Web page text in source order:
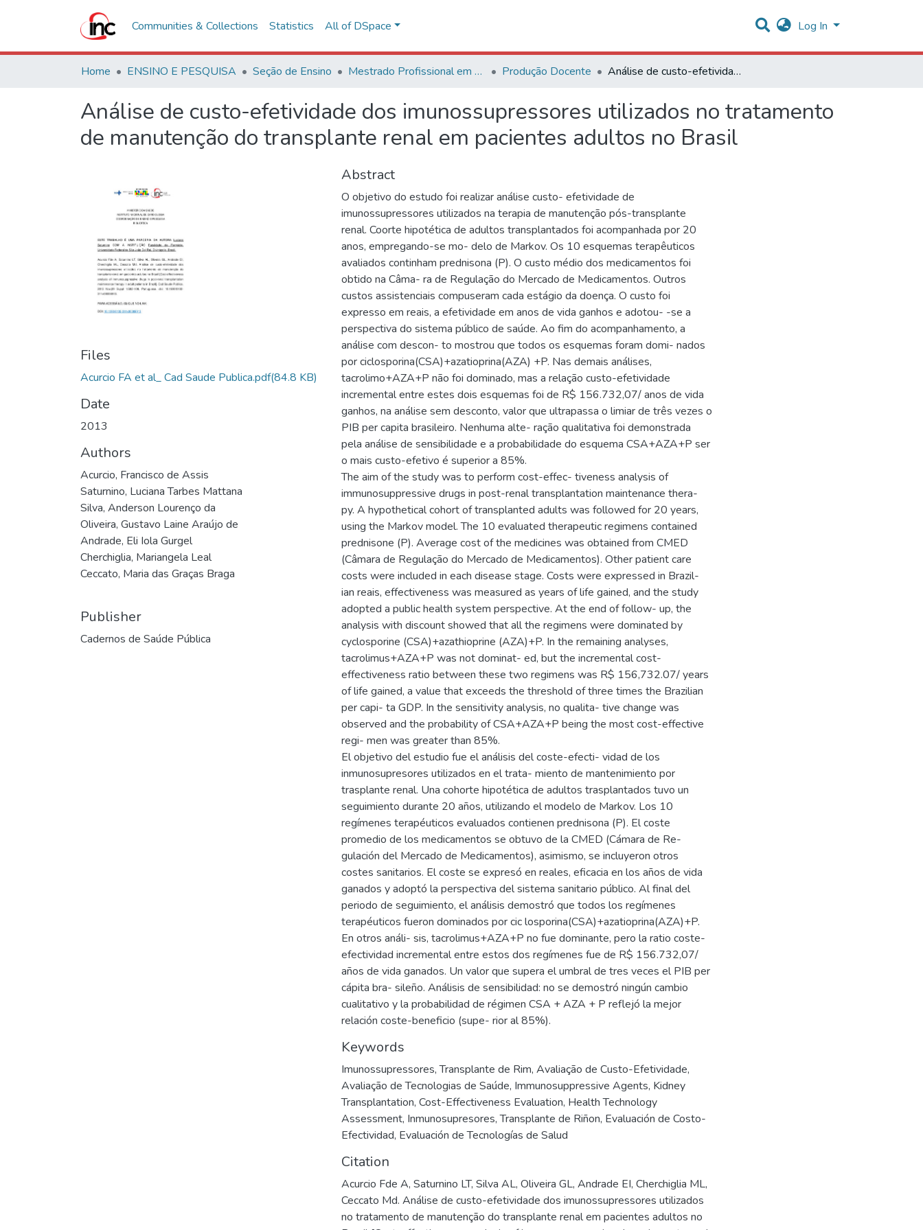
Communities & Collections Statistics All of DSpace Log In
Home ENSINO E PESQUISA Seção de Ensino Mestrado Profissional em Avaliação de Tecnologias em Saúde Produção Docente Análise de custo-efetividade dos imunossupressores utilizados no tratamento de manutenção do transplante renal em pacientes adultos no Brasil
Análise de custo-efetividade dos imunossupressores utilizados no tratamento
de manutenção do transplante renal em pacientes adultos no Brasil
Files
Acurcio FA et al_ Cad Saude Publica.pdf(84.8 KB)
Date
2013
Authors
Acurcio, Francisco de Assis
Saturnino, Luciana Tarbes Mattana
Silva, Anderson Lourenço da
Oliveira, Gustavo Laine Araújo de
Andrade, Eli Iola Gurgel
Cherchiglia, Mariangela Leal
Ceccato, Maria das Graças Braga
Publisher
Cadernos de Saúde Pública
Abstract
O objetivo do estudo foi realizar análise custo- efetividade de
imunossupressores utilizados na terapia de manutenção pós-transplante
renal. Coorte hipotética de adultos transplantados foi acompanhada por 20
anos, empregando-se mo- delo de Markov. Os 10 esquemas terapêuticos
avaliados continham prednisona (P). O custo médio dos medicamentos foi
obtido na Câma- ra de Regulação do Mercado de Medicamentos. Outros
custos assistenciais compuseram cada estágio da doença. O custo foi
expresso em reais, a efetividade em anos de vida ganhos e adotou- -se a
perspectiva do sistema público de saúde. Ao fim do acompanhamento, a
análise com descon- to mostrou que todos os esquemas foram domi- nados
por ciclosporina(CSA)+azatioprina(AZA) +P. Nas demais análises,
tacrolimo+AZA+P não foi dominado, mas a relação custo-efetividade
incremental entre estes dois esquemas foi de R$ 156.732,07/ anos de vida
ganhos, na análise sem desconto, valor que ultrapassa o limiar de três vezes o
PIB per capita brasileiro. Nenhuma alte- ração qualitativa foi demonstrada
pela análise de sensibilidade e a probabilidade do esquema CSA+AZA+P ser
o mais custo-efetivo é superior a 85%.
The aim of the study was to perform cost-effec- tiveness analysis of
immunosuppressive drugs in post-renal transplantation maintenance thera-
py. A hypothetical cohort of transplanted adults was followed for 20 years,
using the Markov model. The 10 evaluated therapeutic regimens contained
prednisone (P). Average cost of the medicines was obtained from CMED
(Câmara de Regulação do Mercado de Medicamentos). Other patient care
costs were included in each disease stage. Costs were expressed in Brazil-
ian reais, effectiveness was measured as years of life gained, and the study
adopted a public health system perspective. At the end of follow- up, the
analysis with discount showed that all the regimens were dominated by
cyclosporine (CSA)+azathioprine (AZA)+P. In the remaining analyses,
tacrolimus+AZA+P was not dominat- ed, but the incremental cost-
effectiveness ratio between these two regimens was R$ 156,732.07/ years
of life gained, a value that exceeds the threshold of three times the Brazilian
per capi- ta GDP. In the sensitivity analysis, no qualita- tive change was
observed and the probability of CSA+AZA+P being the most cost-effective
regi- men was greater than 85%.
El objetivo del estudio fue el análisis del coste-efecti- vidad de los
inmunosupresores utilizados en el trata- miento de mantenimiento por
trasplante renal. Una cohorte hipotética de adultos trasplantados tuvo un
seguimiento durante 20 años, utilizando el modelo de Markov. Los 10
regímenes terapéuticos evaluados contienen prednisona (P). El coste
promedio de los medicamentos se obtuvo de la CMED (Cámara de Re-
gulación del Mercado de Medicamentos), asimismo, se incluyeron otros
costes sanitarios. El coste se expresó en reales, eficacia en los años de vida
ganados y adoptó la perspectiva del sistema sanitario público. Al final del
periodo de seguimiento, el análisis demostró que todos los regímenes
terapéuticos fueron dominados por cic losporina(CSA)+azatioprina(AZA)+P.
En otros análi- sis, tacrolimus+AZA+P no fue dominante, pero la ratio coste-
efectividad incremental entre estos dos regímenes fue de R$ 156.732,07/
años de vida ganados. Un valor que supera el umbral de tres veces el PIB per
cápita bra- sileño. Análisis de sensibilidad: no se demostró ningún cambio
cualitativo y la probabilidad de régimen CSA + AZA + P reflejó la mejor
relación coste-beneficio (supe- rior al 85%).
Keywords
Imunossupressores,Transplante de Rim, Avaliação de Custo-Efetividade,
Avaliação de Tecnologias de Saúde, Immunosuppressive Agents, Kidney
Transplantation, Cost-Effectiveness Evaluation, Health Technology
Assessment, Inmunosupresores,Transplante de Riñon, Evaluación de Costo-
Efectividad, Evaluación de Tecnologías de Salud
Citation
Acurcio Fde A, Saturnino LT, Silva AL, Oliveira GL, Andrade EI, Cherchiglia ML,
Ceccato Md. Análise de custo-efetividade dos imunossupressores utilizados
no tratamento de manutenção do transplante renal em pacientes adultos no